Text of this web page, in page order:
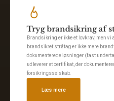
Tryg brandsikring af
Brandsikring er ikke et lovkrav, men vi
brandsikret stråtag er ikke mere
dokumenterede løsninger (fast
udleverer et certifikat, der
forsikringsselskab.
Læs mere